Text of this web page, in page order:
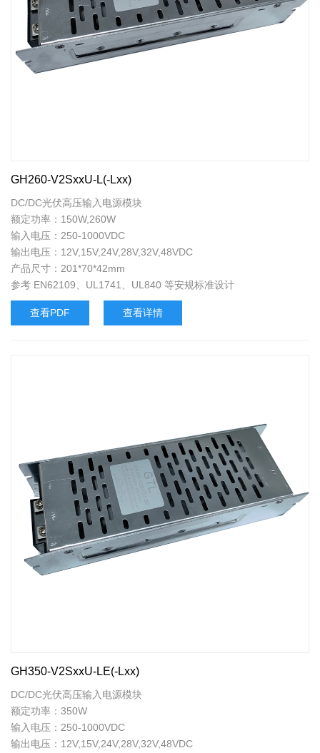
GH260-V2SxxU-L(-Lxx)
DC/DC光伏高压输入电源模块
额定功率：150W,260W
输入电压：250-1000VDC
输出电压：12V,15V,24V,28V,32V,48VDC
产品尺寸：201*70*42mm
参考 EN62109、UL1741、UL840 等安规标准设计
查看PDF 查看详情
GH350-V2SxxU-LE(-Lxx)
DC/DC光伏高压输入电源模块
额定功率：350W
输入电压：250-1000VDC
输出电压：12V,15V,24V,28V,32V,48VDC